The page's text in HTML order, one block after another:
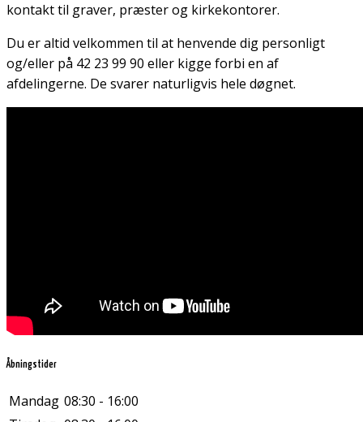
kontakt til graver, præster og kirkekontorer.
Du er altid velkommen til at henvende dig personligt
og/eller på 42 23 99 90 eller kigge forbi en af
afdelingerne. De svarer naturligvis hele døgnet.
Åbningstider
Mandag 08:30 - 16:00